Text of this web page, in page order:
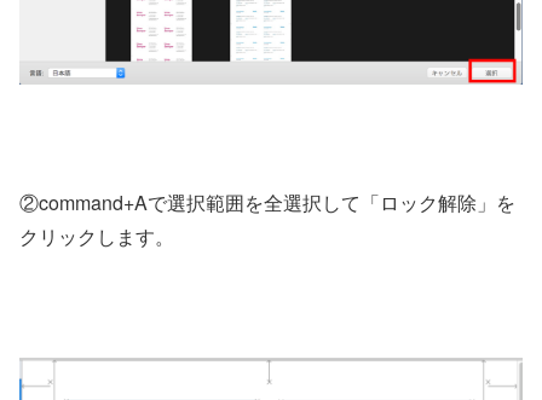
②command+Aで選択範囲を全選択して「ロック解除」を
クリックします。